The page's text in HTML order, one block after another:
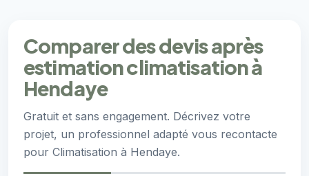
Comparer des devis après
estimation climatisation à
Hendaye
Gratuit et sans engagement. Décrivez votre
projet, un professionnel adapté vous recontacte
pour Climatisation à Hendaye.